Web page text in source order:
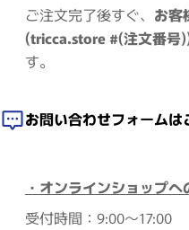
ご注文完了後すぐ、 お客
(tricca.store #(注文番号
す。
お問い合わせフォームは
・オンラインショップ
受付時間：9:00～17:00